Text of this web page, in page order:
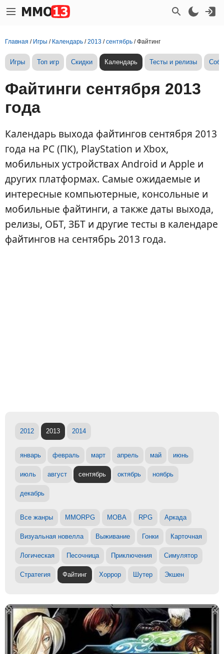
Главная / Игры / Календарь /2013 /сентябрь /Файтинг
Игры Топ игр Скидки Календарь Тесты и релизы
Файтинги сентября 2013
года
Календарь выхода файтингов сентября 2013
года на PC (ПК), PlayStation и Xbox,
мобильных устройствах Android и Apple и
других платформах. Самые ожидаемые и
интересные компьютерные, консольные и
мобильные файтинги, а также даты выхода,
релизы, ОБТ, ЗБТ и другие тесты в календаре
файтингов на сентябрь 2013 года.
2012 2013 2014
январь февраль март апрель май июнь
июль август сентябрь октябрь ноябрь
декабрь
Все жанры MMORPG MOBA RPG Аркада
Визуальная новелла Выживание Гонки Карточная
Логическая Песочница Приключения Симулятор
Стратегия Файтинг Хоррор Шутер Экшен